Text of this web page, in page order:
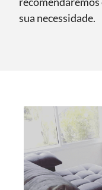
sua necessidade.